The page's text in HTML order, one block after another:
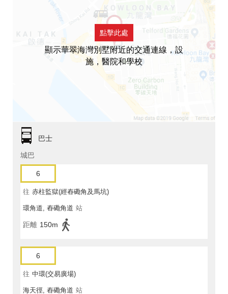
點擊此處
顯示華翠海灣別墅附近的交通連線，設
施，醫院和學校
巴士
城巴
6
往 赤柱監獄(經舂磡角及馬坑)
環角道, 舂磡角道 站
距離 150m
6
往 中環(交易廣場)
海天徑, 舂磡角道 站